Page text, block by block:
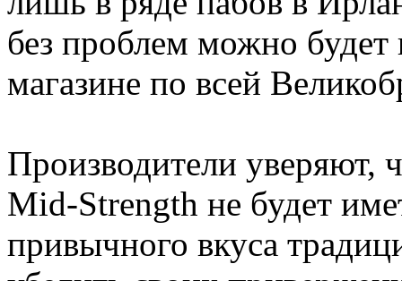
без проблем можно
магазине по всей
Производители уверяют,
Mid-Strength не будет
привычного вкуса